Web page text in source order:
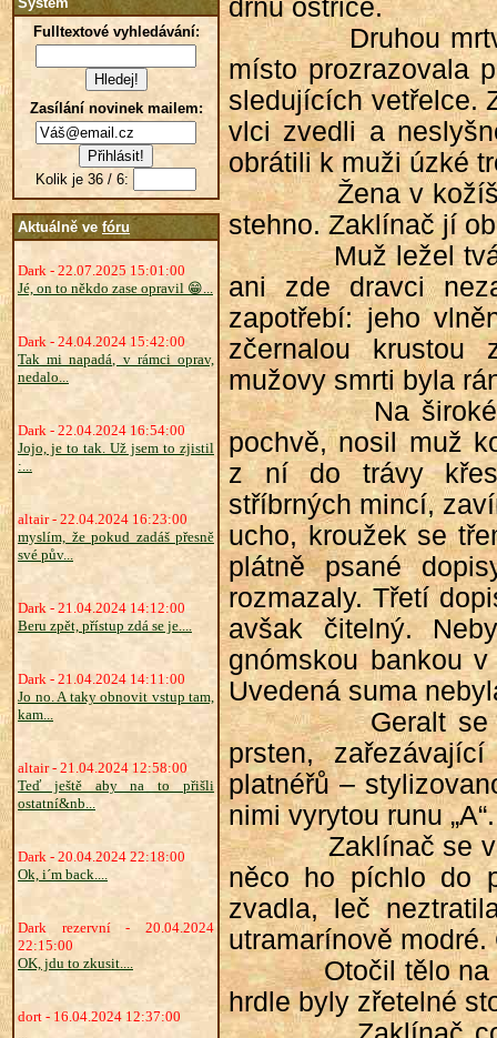
Fulltextové vyhledávání:
Zasílání novinek mailem:
Kolik je 36 / 6:
Aktuálně ve fóru
Dark - 22.07.2025 15:01:00
Jé, on to někdo zase opravil 😁...
Dark - 24.04.2024 15:42:00
Tak mi napadá, v rámci oprav,
nedalo...
Dark - 22.04.2024 16:54:00
Jojo, je to tak. Už jsem to zjistil
:...
altair - 22.04.2024 16:23:00
myslím, že pokud zadáš přesně
své pův...
Dark - 21.04.2024 14:12:00
Beru zpět, přístup zdá se je....
Dark - 21.04.2024 14:11:00
Jo no. A taky obnovit vstup tam,
kam...
altair - 21.04.2024 12:58:00
Teď ještě aby na to přišli
ostatní&nb...
Dark - 20.04.2024 22:18:00
Ok, i´m back....
Dark rezervní - 20.04.2024
22:15:00
OK, jdu to zkusit....
dort - 16.04.2024 12:37:00
...
drnů ostřice.
Druhou
místo prozrazovala
sledujících vetřelce.
vlci zvedli a
obrátili k muži úzké
Žena v
stehno. Zaklínač jí
Muž ležel
ani zde dravci
zapotřebí: jeho
zčernalou krustou
mužovy smrti byla
Na
pochvě, nosil muž
z ní do trávy
stříbrných mincí,
ucho, kroužek se
plátně psané
rozmazaly. Třetí
avšak čitelný.
gnómskou bankou
Uvedená suma
Geralt
prsten,
platnéřů –
nimi vyrytou runu „A“.
Zaklínač se
něco ho píchlo do
zvadla, leč
utramarínově
Otočil tělo
hrdle byly zřetelné